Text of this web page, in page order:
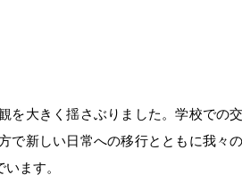
を大きく揺さぶりました。学校での
で新しい日常への移行とともに我々
ます。